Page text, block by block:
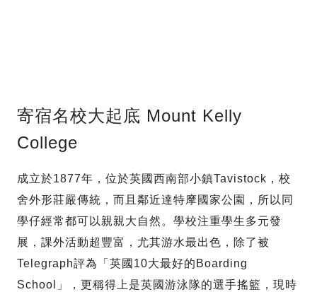
寄宿名校大起底 Mount Kelly
College
成立於1877年，位於英國西南部小鎮Tavistock，校
舍外形莊嚴傳統，而且鄰近達特摩國家公園，所以同
學仔經常都可以親親大自然。學校注重學生多元發
展，課外活動超豐富，尤其游水最出色，除了被
Telegraph評為「英國10大最好的Boarding
School」，更稱得上是英國游泳隊的選手搖籃，現時